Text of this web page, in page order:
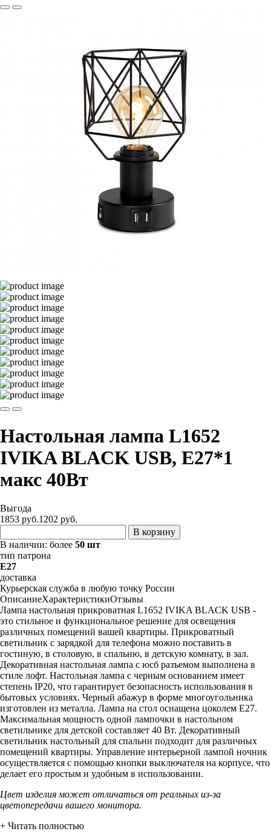
Настольная лампа L1652
IVIKA BLACK USB, Е27*1
макс 40Вт
Выгода
1853 руб.1202 руб.
В корзину
В наличии: более 50 шт
тип патрона
E27
доставка
Курьерская служба в любую точку России
ОписаниеХарактеристикиОтзывы
Лампа настольная прикроватная L1652 IVIKA BLACK USB -
это стильное и функциональное решение для освещения
различных помещений вашей квартиры. Прикроватный
светильник с зарядкой для телефона можно поставить в
гостиную, в столовую, в спальню, в детскую комнату, в зал.
Декоративная настольная лампа с юсб разъемом выполнена в
стиле лофт. Настольная лампа с черным основанием имеет
степень IP20, что гарантирует безопасность использования в
бытовых условиях. Черный абажур в форме многоугольника
изготовлен из металла. Лампа на стол оснащена цоколем Е27.
Максимальная мощность одной лампочки в настольном
светильнике для детской составляет 40 Вт. Декоративный
светильник настольный для спальни подходит для различных
помещений квартиры. Управление интерьерной лампой ночник
осуществляется с помощью кнопки выключателя на корпусе, что
делает его простым и удобным в использовании.
Цвет изделия может отличаться от реальных из-за
цветопередачи вашего монитора.
+ Читать полностью